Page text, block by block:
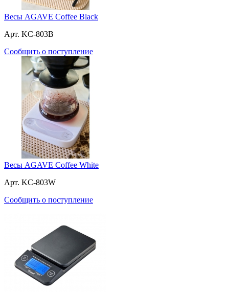
Весы AGAVE Coffee Black
Арт. KC-803B
Сообщить о поступление
Весы AGAVE Coffee White
Арт. KC-803W
Сообщить о поступление